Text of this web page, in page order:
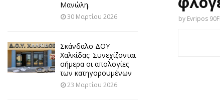
by Evripos
Μανώλη.
30 Μαρτίου 2026
Σκάνδαλο ΔΟΥ
Χαλκίδας: Συνεχίζονται
σήμερα οι απολογίες
των κατηγορουμένων
23 Μαρτίου 2026